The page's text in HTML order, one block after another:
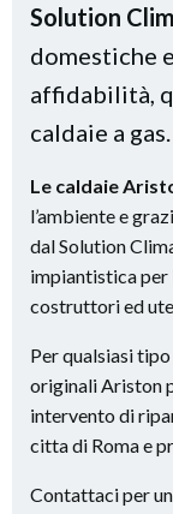
Solution
domestiche
affidabilità,
caldaie a gas.
Le caldaie
l’ambiente e
dal Solution
impiantistica
costruttori ed
Per qualsiasi
originali Ariston
intervento di
citta di Roma e
Contattaci per